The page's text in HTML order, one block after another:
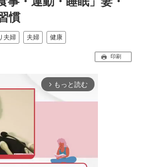
慣
夫婦 夫婦 健康
印刷
arrow_forward_ios もっと読む